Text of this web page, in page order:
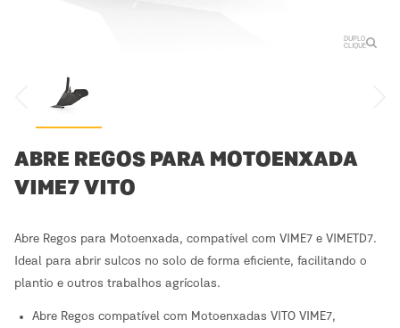
DUPLO
CLIQUE
ABRE REGOS PARA MOTOENXADA
VIME7 VITO
Abre Regos para Motoenxada, compatível com VIME7 e VIMETD7.
Ideal para abrir sulcos no solo de forma eficiente, facilitando o
plantio e outros trabalhos agrícolas.
Abre Regos compatível com Motoenxadas VITO VIME7,